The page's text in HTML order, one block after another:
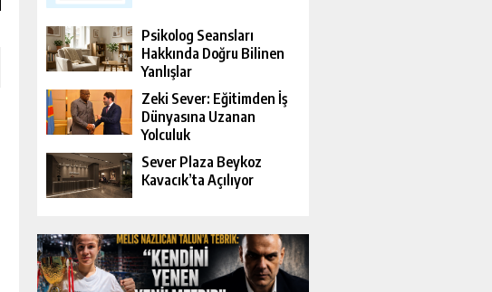
Psikolog Seansları
Hakkında Doğru Bilinen
Yanlışlar
Zeki Sever: Eğitimden İş
Dünyasına Uzanan
Yolculuk
Sever Plaza Beykoz
Kavacık’ta Açılıyor